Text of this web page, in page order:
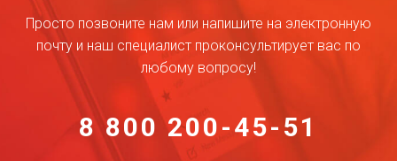
Просто позвоните нам или напишите на электронную
почту и наш специалист проконсультирует вас по
любому вопросу!
8 800 200-45-51